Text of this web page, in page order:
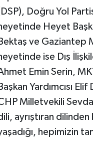
Doğru Yol
Heyet
Bektaş ve Gaziantep
ise Dış
Emin Serin,
Başkan Yardımcısı
Milletvekili
ayrıştıran
hepimizin